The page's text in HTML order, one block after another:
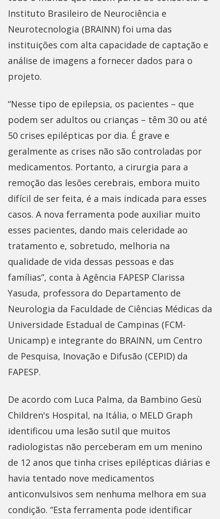
Instituto Brasileiro de Neurociência e
Neurotecnologia (BRAINN) foi uma das
instituições com alta capacidade de captação e
análise de imagens a fornecer dados para o
projeto.
“Nesse tipo de epilepsia, os pacientes – que
podem ser adultos ou crianças – têm 30 ou até
50 crises epilépticas por dia. É grave e
geralmente as crises não são controladas por
medicamentos. Portanto, a cirurgia para a
remoção das lesões cerebrais, embora muito
difícil de ser feita, é a mais indicada para esses
casos. A nova ferramenta pode auxiliar muito
esses pacientes, dando mais celeridade ao
tratamento e, sobretudo, melhoria na
qualidade de vida dessas pessoas e das
famílias”, conta à Agência FAPESP Clarissa
Yasuda, professora do Departamento de
Neurologia da Faculdade de Ciências Médicas da
Universidade Estadual de Campinas (FCM-
Unicamp) e integrante do BRAINN, um Centro
de Pesquisa, Inovação e Difusão (CEPID) da
FAPESP.
De acordo com Luca Palma, da Bambino Gesù
Children's Hospital, na Itália, o MELD Graph
identificou uma lesão sutil que muitos
radiologistas não perceberam em um menino
de 12 anos que tinha crises epilépticas diárias e
havia tentado nove medicamentos
anticonvulsivos sem nenhuma melhora em sua
condição. “Esta ferramenta pode identificar